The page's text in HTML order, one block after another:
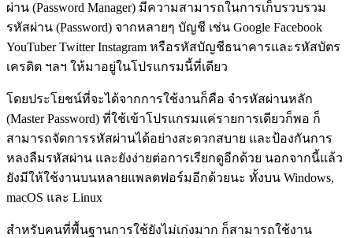
ผ่าน (Password Manager) มีความสามารถในการเก็บรวบรวม
รหัสผ่าน (Password) จากหลายๆ บัญชี เช่น Google Facebook
YouTuber Twitter Instagram หรือรหัสบัญชีธนาคารและรหัสบัตร
เครดิต ฯลฯ ให้มาอยู่ในโปรแกรมนี้ที่เดียว
โดยประโยชน์ที่จะได้จากการใช้งานก็คือ จำรหัสผ่านหลัก
(Master Password) ที่ใช้เข้าโปรแกรมแค่รายการเดียวก็พอ ก็
สามารถจัดการรหัสผ่านได้อย่างสะดวกสบาย และป้องกันการ
หลงลืมรหัสผ่าน และยังง่ายต่อการเรียกดูอีกด้วย นอกจากนี้แล้ว
ยังมีให้ใช้งานบนหลายแพลตฟอร์มอีกด้วยนะ ทั้งบน Windows,
macOS และ Linux
สำหรับคนที่พื้นฐานการใช้ยังไม่เก่งมาก ก็สามารถใช้งาน